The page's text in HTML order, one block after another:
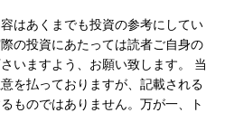
はあくまでも投資の参考にしてい
の投資にあたっては読者ご自身の
いますよう、お願い致します。 当
を払っておりますが、記載される
ものではありません。万が一、ト